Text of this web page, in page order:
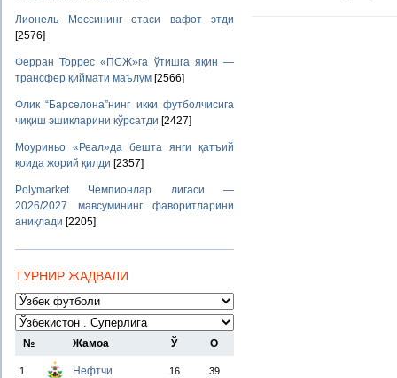
Лионель Мессининг отаси вафот этди
[2576]
Ферран Торрес «ПСЖ»га ўтишга яқин —
трансфер қиймати маълум [2566]
Флик “Барселона”нинг икки футболчисига
чиқиш эшикларини кўрсатди [2427]
Моуриньо «Реал»да бешта янги қатъий
қоида жорий қилди [2357]
Polymarket Чемпионлар лигаси —
2026/2027 мавсумининг фаворитларини
аниқлади [2205]
ТУРНИР ЖАДВАЛИ
№ Жамоа Ў О
1 Нефтчи 16 39